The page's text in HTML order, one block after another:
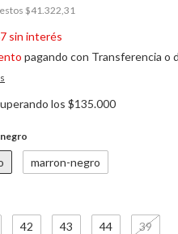
$41.322,31
sin interés
pagando con Transferencia o
los $135.000
marron-negro
42 43 44 39